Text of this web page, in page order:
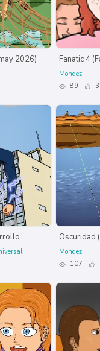
2026) Fanatic 4
Mondez
89
3
Oscuridad
Mondez
107